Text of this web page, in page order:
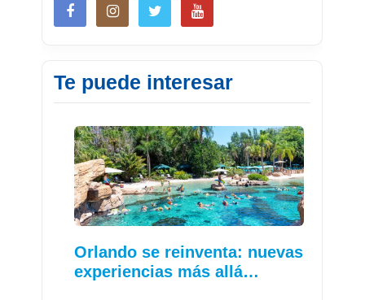
Te puede interesar
Orlando se reinventa: nuevas
experiencias más allá…